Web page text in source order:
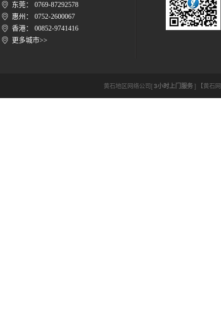
东莞： 0769-87292578
惠州： 0752-2600067
香港： 00852-9741416
更多城市>>
黄石地区网络公司[3小时上门服务] 【黄石